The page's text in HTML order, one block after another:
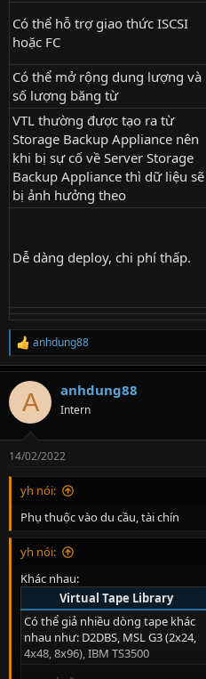
Có thể hỗ trợ giao thức ISCSI
hoặc FC
Có thể mở rộng dung lượng và
số lượng băng từ
VTL thường được tạo ra từ
Storage Backup Appliance nên
khi bị sự cố về Server Storage
Backup Appliance thì dữ liệu sẽ
bị ảnh hưởng theo
Dễ dàng deploy, chi phí thấp.
R
e
a
c
i
s
:
anhdung88
A anhdung88
Intern
14/02/2022
yh nói:
Phụ thuộc vào du cầu, tài chín
yh nói:
Khác nhau:
Virtual Tape Library
Có thể giả nhiều dòng tape khác
nhau như: D2DBS, MSL G3 (2x24,
4x48, 8x96), IBM TS3500